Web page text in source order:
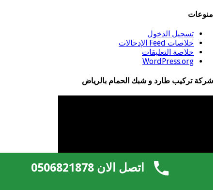
منوعات
تسجيل الدخول
خلاصات Feed الإدخالات
خلاصة التعليقات
WordPress.org
شركة تركيب طارد و شبك الحمام بالرياض
اتصل الان 0506821878